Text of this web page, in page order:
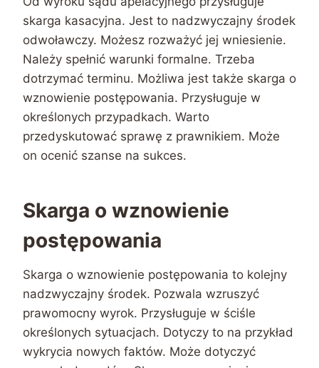
skarga kasacyjna. Jest to nadzwyczajny środek
odwoławczy. Możesz rozważyć jej wniesienie.
Należy spełnić warunki formalne. Trzeba
dotrzymać terminu. Możliwa jest także skarga o
wznowienie postępowania. Przysługuje w
określonych przypadkach. Warto
przedyskutować sprawę z prawnikiem. Może
on ocenić szanse na sukces.
Skarga o wznowienie
postępowania
Skarga o wznowienie postępowania to kolejny
nadzwyczajny środek. Pozwala wzruszyć
prawomocny wyrok. Przysługuje w ściśle
określonych sytuacjach. Dotyczy to na przykład
wykrycia nowych faktów. Może dotyczyć